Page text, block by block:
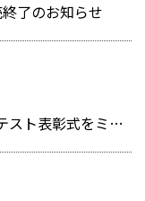
了のお知らせ
ト・ヴィレッジで開催